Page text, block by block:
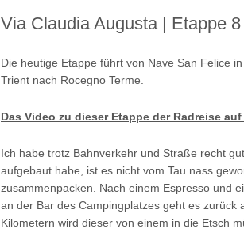
Via Claudia Augusta | Etappe 8
Die heutige Etappe führt von Nave San Felice
Trient nach Rocegno Terme.
Das Video zu dieser Etappe der Radreise
Ich habe trotz Bahnverkehr und Straße recht
aufgebaut habe, ist es nicht vom Tau nass
zusammenpacken. Nach einem Espresso und
an der Bar des Campingplatzes geht es zurück
Kilometern wird dieser von einem in die Etsch